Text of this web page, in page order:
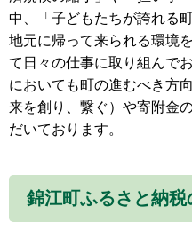
中、「子どもたちが誇れる
地元に帰って来られる環境
て日々の仕事に取り組んで
においても町の進むべき方
来を創り、繋ぐ）や寄附金
だいております。
錦江町ふるさと納税